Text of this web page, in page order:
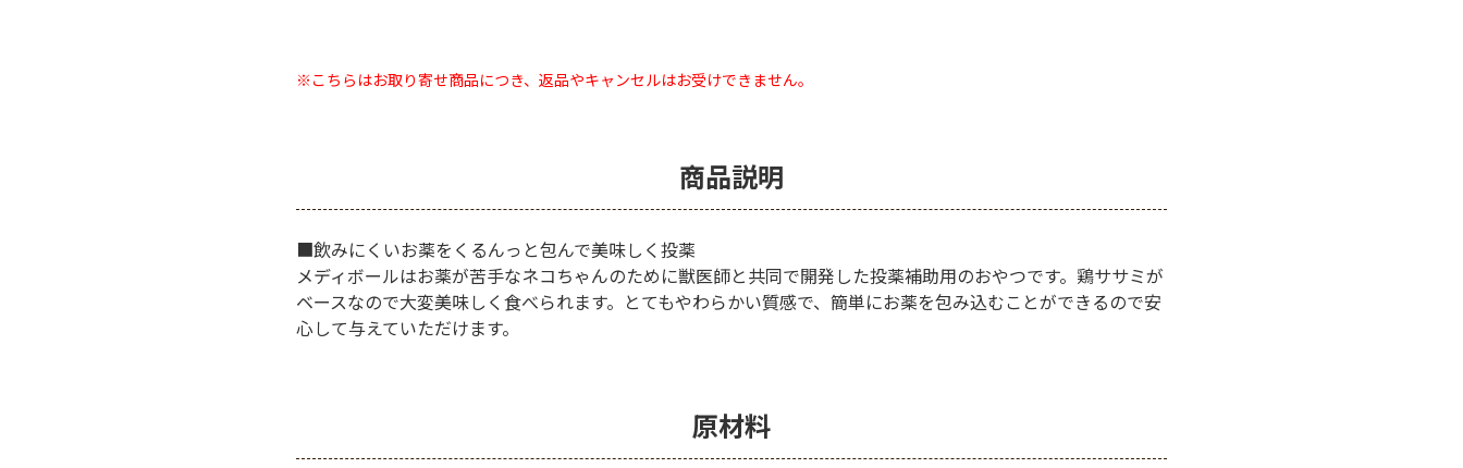
※こちらはお取り寄せ商品につき、返品やキャンセルはお受けできません。
商品説明
■飲みにくいお薬をくるんっと包んで美味しく投薬
メディボールはお薬が苦手なネコちゃんのために獣医師と共同で開発した投薬補助用のおやつです。鶏ササミが
ベースなので大変美味しく食べられます。とてもやわらかい質感で、簡単にお薬を包み込むことができるので安
心して与えていただけます。
原材料